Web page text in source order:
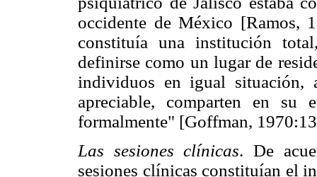
occidente de México [Ramos,
constituía una institución
definirse como un lugar de
individuos en igual situación,
apreciable, comparten en su
formalmente" [Goffman,
Las sesiones clínicas. De
sesiones clínicas constituían el